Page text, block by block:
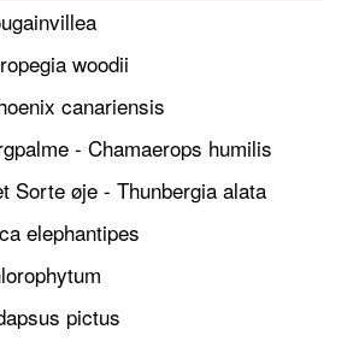
woodii
canariensis
- Chamaerops humilis
Sorte øje - Thunbergia alata
elephantipes
pictus